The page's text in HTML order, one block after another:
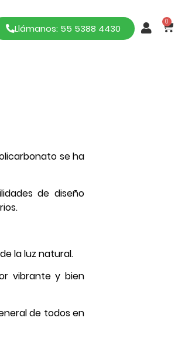
Llámanos: 55 5388 4430
0
se ha
de diseño
la luz natural.
vibrante y bien
de todos en